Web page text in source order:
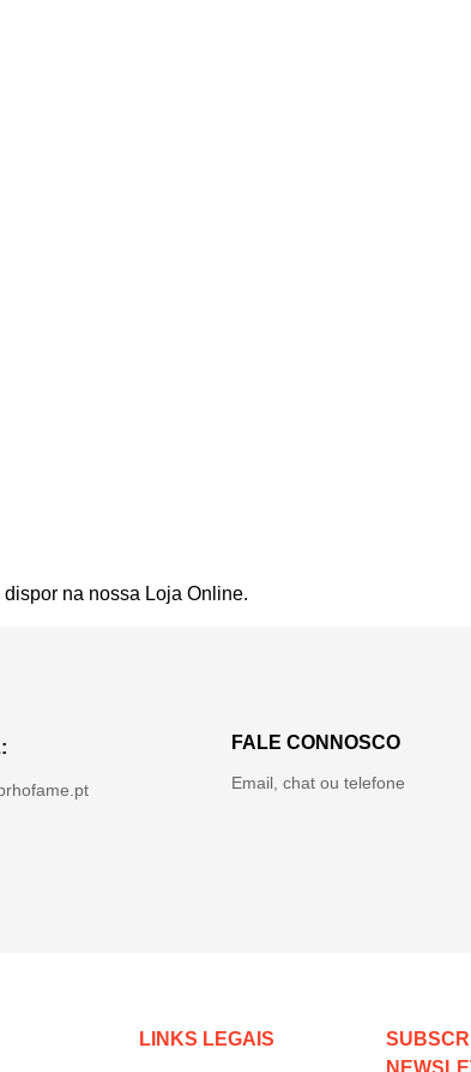
na nossa Loja Online.
FALE CONNOSCO
Email, chat ou telefone
LINKS LEGAIS